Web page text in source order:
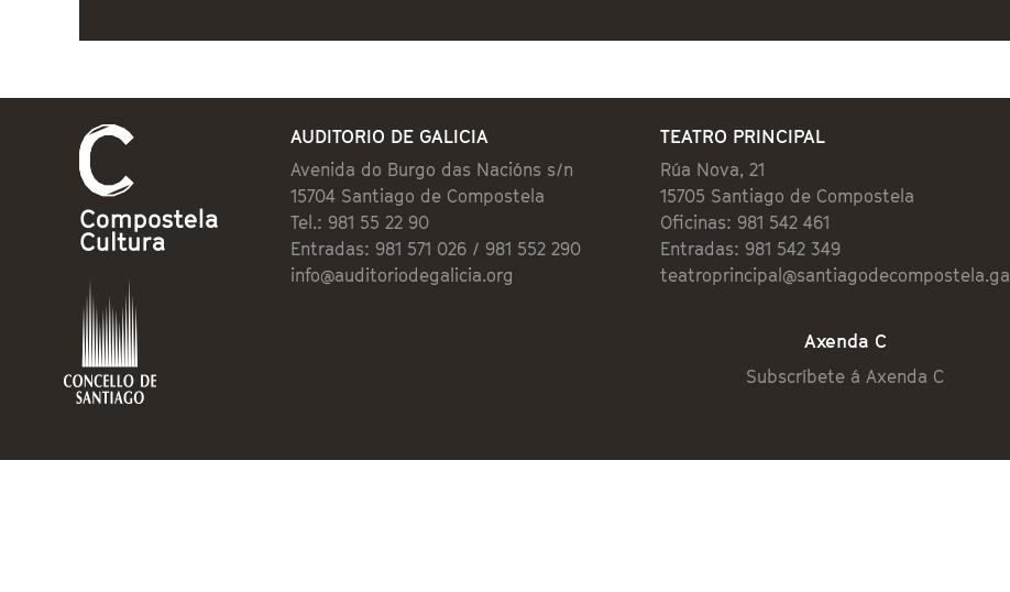
AUDITORIO DE GALICIA
Avenida do Burgo das Nacións s/n
15704 Santiago de Compostela
Tel.: 981 55 22 90
Entradas: 981 571 026 / 981 552 290
info@auditoriodegalicia.org
TEATRO PRINCIPAL
Rúa Nova, 21
15705 Santiago de Compostela
Oficinas: 981 542 461
Entradas: 981 542 349
teatroprincipal@santiagodecompostela.gal
Axenda C
Subscríbete á Axenda C